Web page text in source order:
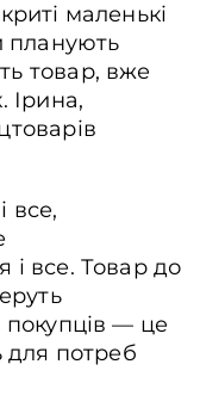
маленькі
планують
товар, вже
Ірина,
все,
і все. Товар до
покупців ― це
для потреб